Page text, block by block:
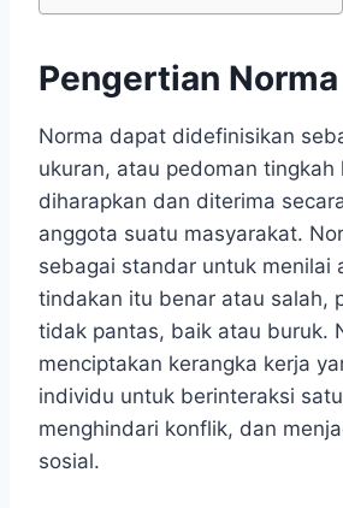
Pengertian Norma
Norma dapat didefinisikan
ukuran, atau pedoman tingkah
diharapkan dan diterima
anggota suatu masyarakat.
sebagai standar untuk menilai
tindakan itu benar atau salah,
tidak pantas, baik atau buruk.
menciptakan kerangka kerja
individu untuk berinteraksi
menghindari konflik, dan
sosial.